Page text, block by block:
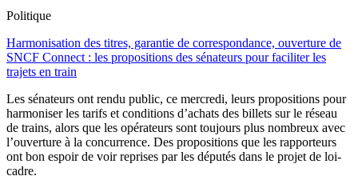
Politique
Harmonisation des titres, garantie de correspondance, ouverture de
SNCF Connect : les propositions des sénateurs pour faciliter les
trajets en train
Les sénateurs ont rendu public, ce mercredi, leurs propositions pour
harmoniser les tarifs et conditions d’achats des billets sur le réseau
de trains, alors que les opérateurs sont toujours plus nombreux avec
l’ouverture à la concurrence. Des propositions que les rapporteurs
ont bon espoir de voir reprises par les députés dans le projet de loi-
cadre.